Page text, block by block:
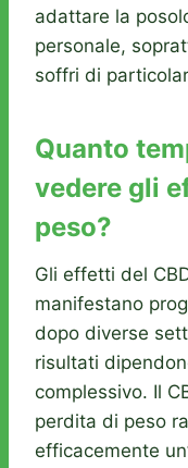
adattare la
personale,
soffri di
Quanto
vedere gli
peso?
Gli effetti del
manifestano
dopo diverse
risultati
complessivo. Il
perdita di peso
efficacemente